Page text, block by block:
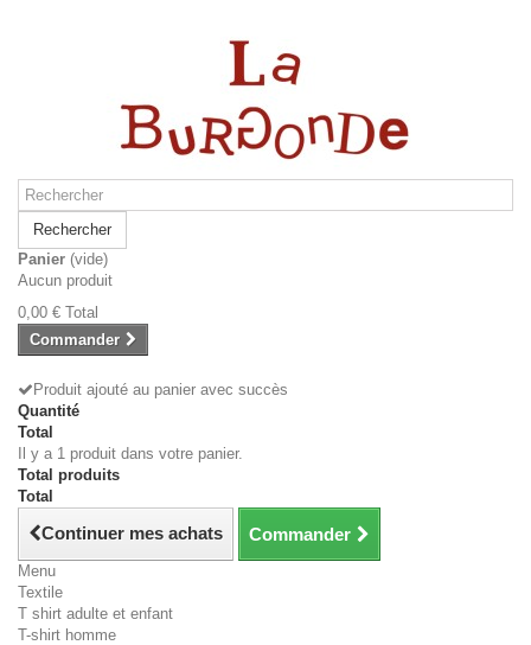
Rechercher
Panier (vide)
Aucun produit
0,00 € Total
Commander
Produit ajouté au panier avec succès
Quantité
Total
Il y a 1 produit dans votre panier.
Total produits
Total
Continuer mes achats Commander
Menu
Textile
T shirt adulte et enfant
T-shirt homme